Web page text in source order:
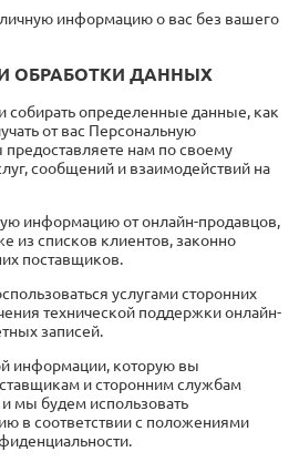
информацию о вас без вашего
ОБРАБОТКИ ДАННЫХ
определенные данные, как
от вас Персональную
нам по своему
сообщений и взаимодействий на
информацию от онлайн-продавцов,
из списков клиентов, законно
поставщиков.
услугами сторонних
технической поддержки онлайн-
записей.
информации, которую вы
и сторонним службам
мы будем использовать
в соответствии с положениями